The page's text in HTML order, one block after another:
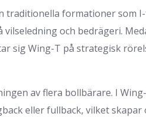
traditionella formationer som
och bedrägeri.
sig Wing-T på strategisk
av flera bollbärare. I
eller fullback, vilket